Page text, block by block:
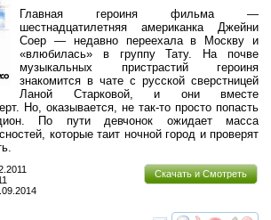
Главная героиня фильма —
шестнадцатилетняя американка Джейни
Соер — недавно переехала в Москву и
«влюбилась» в группу Тату. На почве
музыкальных пристрастий героиня
знакомится в чате с русской сверстницей
Ланой Старковой, и они вместе
Но, оказывается, не так-то просто попасть
По пути девчонок ожидает масса
которые таит ночной город и проверят
Скачать и Смотреть